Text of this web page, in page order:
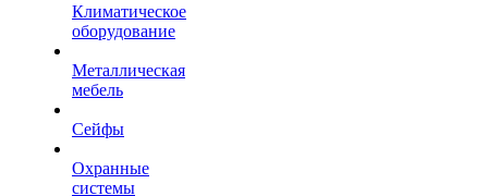
Климатическое
оборудование
Металлическая
мебель
Сейфы
Охранные
системы